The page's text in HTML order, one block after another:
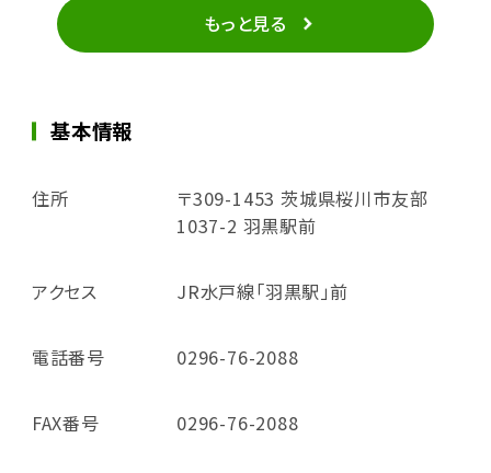
もっと見る
基本情報
住所
〒309-1453 茨城県桜川市友部
1037-2 羽黒駅前
アクセス JR水戸線「羽黒駅」前
電話番号 0296-76-2088
FAX番号 0296-76-2088